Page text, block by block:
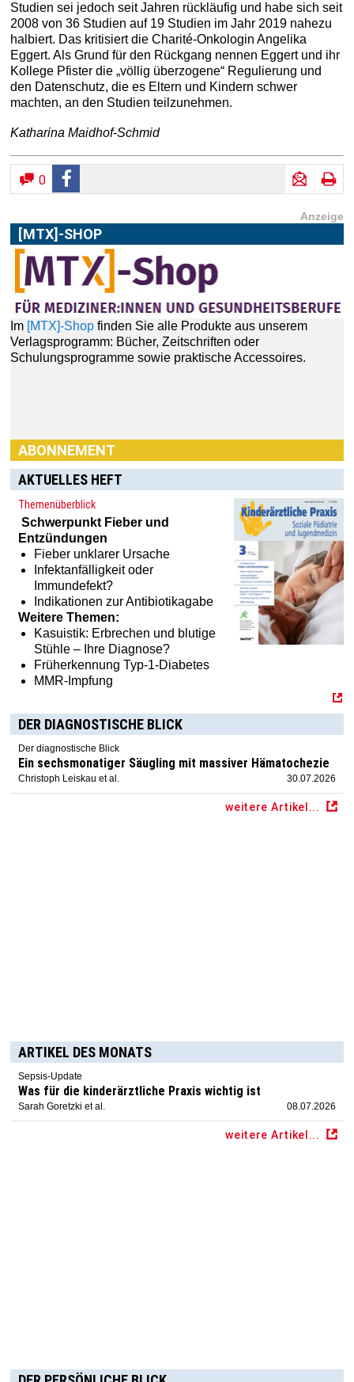
Studien sei jedoch seit Jahren rückläufig und habe sich seit
2008 von 36 Studien auf 19 Studien im Jahr 2019 nahezu
halbiert. Das kritisiert die Charité-Onkologin Angelika
Eggert. Als Grund für den Rückgang nennen Eggert und ihr
Kollege Pfister die „völlig überzogene“ Regulierung und
den Datenschutz, die es Eltern und Kindern schwer
machten, an den Studien teilzunehmen.
Katharina Maidhof-Schmid
0
Anzeige
[MTX]-SHOP
Im [MTX]-Shop finden Sie alle Produkte aus unserem
Verlagsprogramm: Bücher, Zeitschriften oder
Schulungsprogramme sowie praktische Accessoires.
ABONNEMENT
AKTUELLES HEFT
Themenüberblick
Schwerpunkt Fieber und
Entzündungen
Fieber unklarer Ursache
Infektanfälligkeit oder
Immundefekt?
Indikationen zur Antibiotikagabe
Weitere Themen:
Kasuistik: Erbrechen und blutige
Stühle – Ihre Diagnose?
Früherkennung Typ-1-Diabetes
MMR-Impfung
DER DIAGNOSTISCHE BLICK
Der diagnostische Blick
Ein sechsmonatiger Säugling mit massiver Hämatochezie
Christoph Leiskau et al. 30.07.2026
weitere Artikel...
ARTIKEL DES MONATS
Sepsis-Update
Was für die kinderärztliche Praxis wichtig ist
Sarah Goretzki et al. 08.07.2026
weitere Artikel...